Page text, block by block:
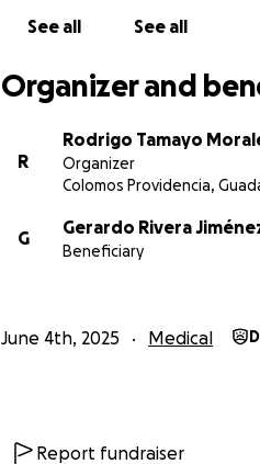
See all See all
Organizer and
R
Rodrigo Tamayo
Organizer
Colomos Providencia,
G
Gerardo Rivera
Beneficiary
June 4th, 2025 Medical
Report fundraiser